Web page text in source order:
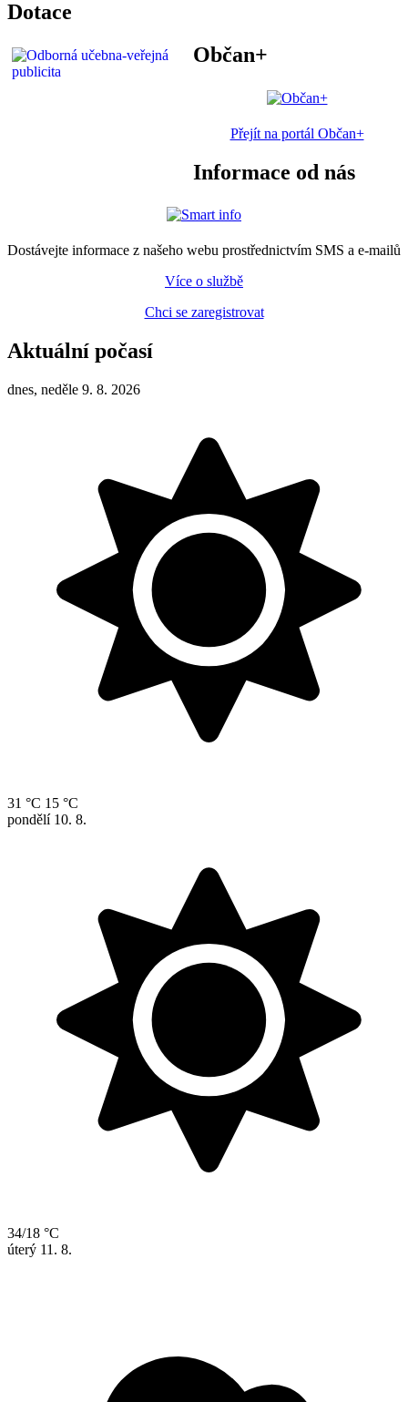
Dotace
Občan+
Přejít na portál Občan+
Informace od nás
Dostávejte informace z našeho webu prostřednictvím SMS a e-mailů
Více o službě
Chci se zaregistrovat
Aktuální počasí
dnes, neděle 9. 8. 2026
31 °C 15 °C
pondělí 10. 8.
34/18 °C
úterý 11. 8.